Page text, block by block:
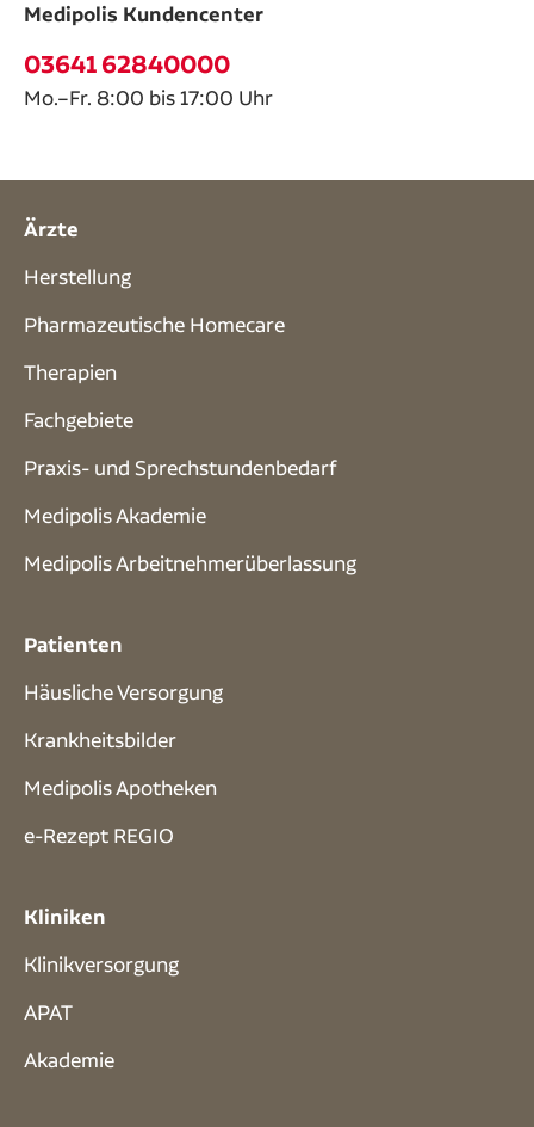
Medipolis Kundencenter
03641 62840000
Mo.–Fr. 8:00 bis 17:00 Uhr
Ärzte
Herstellung
Pharmazeutische Homecare
Therapien
Fachgebiete
Praxis- und Sprech­stunden­bedarf
Medipolis Akademie
Medipolis Arbeitnehmerüberlassung
Patienten
Häusliche Versorgung
Krankheitsbilder
Medipolis Apotheken
e-Rezept REGIO
Kliniken
Klinikversorgung
APAT
Akademie